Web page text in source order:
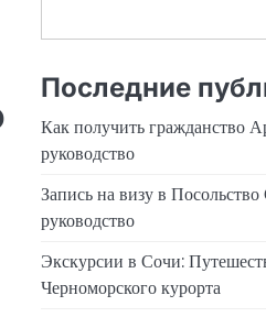
Последние
Как получить гражданство
руководство
Запись на визу в
руководство
Экскурсии в Сочи:
Черноморского курорта